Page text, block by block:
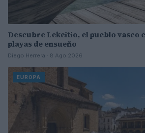
Descubre Lekeitio, el pueblo vasco
playas de ensueño
Diego Herrera · 8 Ago 2026
EUROPA